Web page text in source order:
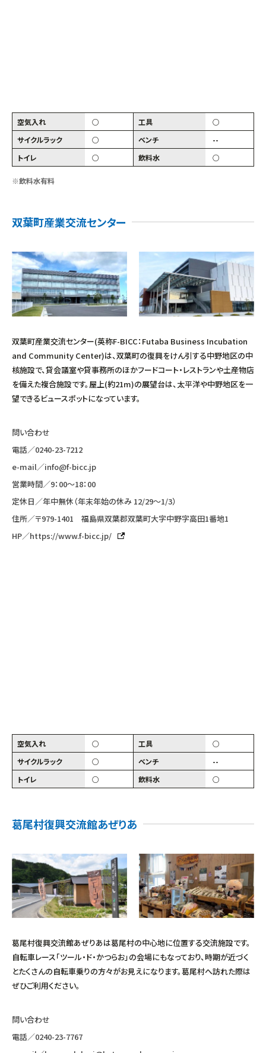
空気入れ ○ 工具
○
サイクルラック
○ ベンチ
--
トイレ
○ 飲料水 ○
※飲料水有料
双葉町産業交流センター
双葉町産業交流センター(英称F-BICC：Futaba Business Incubation
and Community Center)は、双葉町の復興をけん引する中野地区の中
核施設で、貸会議室や貸事務所のほかフードコート・レストランや土産物店
を備えた複合施設です。屋上(約21m)の展望台は、太平洋や中野地区を一
望できるビュースポットになっています。
問い合わせ
電話／0240-23-7212
e-mail／info@f-bicc.jp
営業時間／9：00〜18：00
定休日／年中無休（年末年始の休み 12/29〜1/3）
住所／〒979-1401 福島県双葉郡双葉町大字中野字高田1番地1
HP／https://www.f-bicc.jp/
空気入れ ○ 工具
○
サイクルラック
○ ベンチ
--
トイレ
○ 飲料水 ○
葛尾村復興交流館あぜりあ
葛尾村復興交流館あぜりあは葛尾村の中心地に位置する交流施設です。
自転車レース「ツール・ド・かつらお」の会場にもなっており、時期が近づく
とたくさんの自転車乗りの方々がお見えになります。葛尾村へ訪れた際は
ぜひご利用ください。
問い合わせ
電話／0240-23-7767